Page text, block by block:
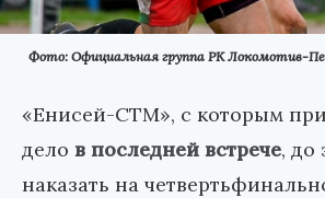
Фото: Официальная группа РК Локомотив-
«Енисей-СТМ», с которым
дело в последней встрече, до
наказать на